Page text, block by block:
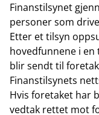
Finanstilsynet
personer som
Etter et tilsyn
hovedfunnene i
blir sendt til
Finanstilsynets
Hvis foretaket har
vedtak rettet mot